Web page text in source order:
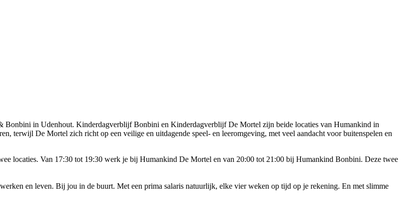
Bonbini in Udenhout. Kinderdagverblijf Bonbini en Kinderdagverblijf De Mortel zijn beide locaties van Humankind in
terwijl De Mortel zich richt op een veilige en uitdagende speel- en leeromgeving, met veel aandacht voor buitenspelen en
locaties. Van 17:30 tot 19:30 werk je bij Humankind De Mortel en van 20:00 tot 21:00 bij Humankind Bonbini. Deze twee
en leven. Bij jou in de buurt. Met een prima salaris natuurlijk, elke vier weken op tijd op je rekening. En met slimme